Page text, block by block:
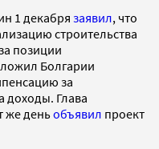
1 декабря заявил, что
строительства
позиции
Болгарии
за
доходы. Глава
же деньобъявил проект